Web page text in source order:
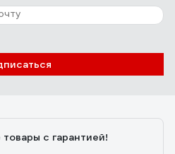
с гарантией!